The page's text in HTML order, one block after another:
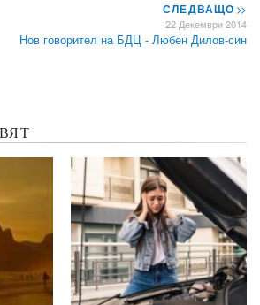
СЛЕДВАЩО>>
22 Декември 2014
Нов говорител на БДЦ - Любен Дилов-син